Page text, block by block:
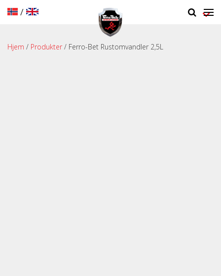
/
Hjem / Produkter / Ferro-Bet Rustomvandler 2,5L